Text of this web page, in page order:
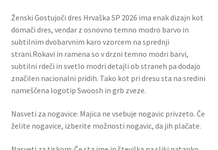
Ženski Gostujoči dres Hrvaška SP 2026 ima enak dizajn kot
domači dres, vendar z osnovno temno modro barvo in
subtilnim dvobarvnim karo vzorcem na sprednji
strani.Rokavi in ​​ramena so v drzni temno modri barvi,
subtilni rdeči in svetlo modri detajli ob straneh pa dodajo
značilen nacionalni pridih. Tako kot pri dresu sta na sredini
nameščena logotip Swoosh in grb zveze.
Nasveti za nogavice: Majica ne vsebuje nogavic privzeto. Če
želite nogavice, izberite možnosti nogavic, da jih plačate.